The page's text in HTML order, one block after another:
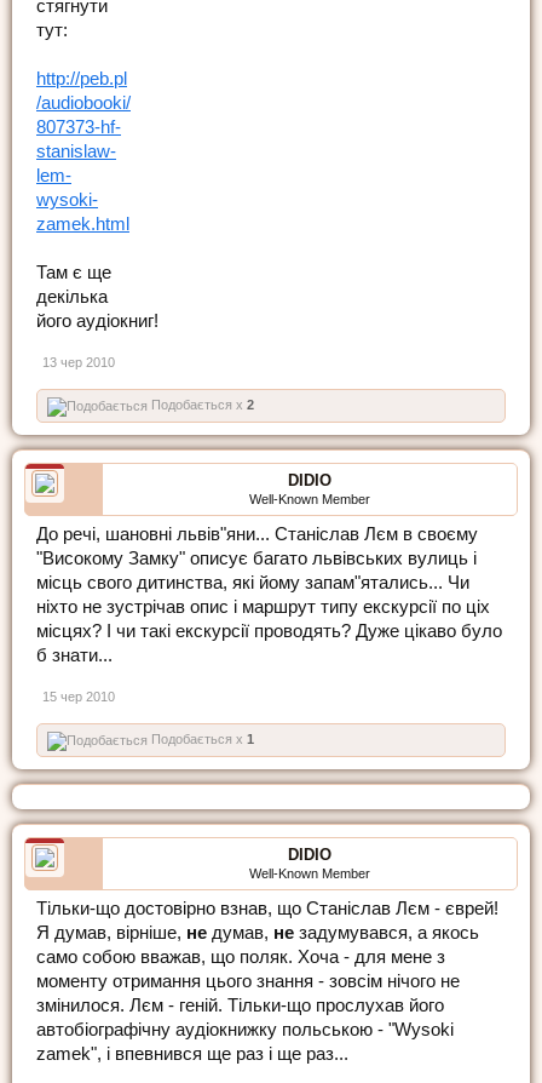
стягнути
тут:
http://peb.pl
/audiobooki/
807373-hf-
stanislaw-
lem-
wysoki-
zamek.html
Там є ще
декілька
його аудіокниг!
13 чер 2010
Подобається x 2
DIDIO
Well-Known Member
До речі, шановні львів"яни... Станіслав Лєм в своєму
"Високому Замку" описує багато львівських вулиць і
місць свого дитинства, які йому запам"ятались... Чи
ніхто не зустрічав опис і маршрут типу екскурсії по ціх
місцях? І чи такі екскурсії проводять? Дуже цікаво було
б знати...
15 чер 2010
Подобається x 1
DIDIO
Well-Known Member
Тільки-що достовірно взнав, що Станіслав Лєм - єврей!
Я думав, вірніше, не думав, не задумувався, а якось
само собою вважав, що поляк. Хоча - для мене з
моменту отримання цього знання - зовсім нічого не
змінилося. Лєм - геній. Тільки-що прослухав його
автобіографічну аудіокнижку польською - "Wysoki
zamek", і впевнився ще раз і ще раз...